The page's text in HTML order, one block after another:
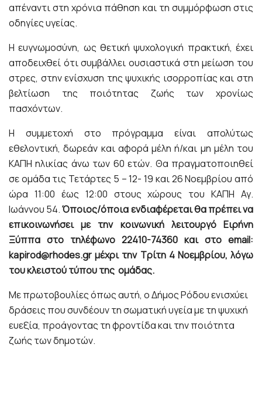
απέναντι στη χρόνια πάθηση και τη συμμόρφωση στις
οδηγίες υγείας.
Η ευγνωμοσύνη, ως θετική ψυχολογική πρακτική, έχει
αποδειχθεί ότι συμβάλλει ουσιαστικά στη μείωση του
στρες, στην ενίσχυση της ψυχικής ισορροπίας και στη
βελτίωση της ποιότητας ζωής των χρονίως
πασχόντων.
Η συμμετοχή στο πρόγραμμα είναι απολύτως
εθελοντική, δωρεάν και αφορά μέλη ή/και μη μέλη του
ΚΑΠΗ ηλικίας άνω των 60 ετών. Θα πραγματοποιηθεί
σε ομάδα τις Τετάρτες 5 – 12- 19 και 26 Νοεμβρίου από
ώρα 11:00 έως 12:00 στους χώρους του ΚΑΠΗ Αγ.
Ιωάννου 54.Όποιος/όποια ενδιαφέρεται θα πρέπει να
επικοινωνήσει με την κοινωνική λειτουργό Ειρήνη
Ξύππα στο τηλέφωνο 22410-74360 και στο email:
kapirod@rhodes.gr μέχρι την Τρίτη 4 Νοεμβρίου, λόγω
του κλειστού τύπου της ομάδας.
Με πρωτοβουλίες όπως αυτή, ο Δήμος Ρόδου ενισχύει
δράσεις που συνδέουν τη σωματική υγεία με τη ψυχική
ευεξία, προάγοντας τη φροντίδα και την ποιότητα
ζωής των δημοτών.